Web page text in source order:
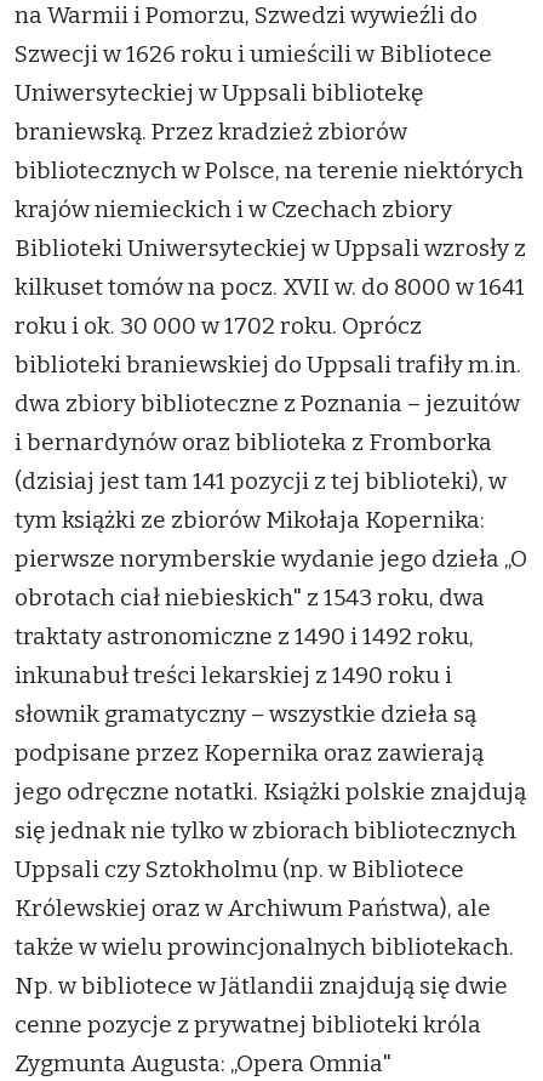
na Warmii i Pomorzu, Szwedzi wywieźli do
Szwecji w 1626 roku i umieścili w Bibliotece
Uniwersyteckiej w Uppsali bibliotekę
braniewską. Przez kradzież zbiorów
bibliotecznych w Polsce, na terenie niektórych
krajów niemieckich i w Czechach zbiory
Biblioteki Uniwersyteckiej w Uppsali wzrosły z
kilkuset tomów na pocz. XVII w. do 8000 w 1641
roku i ok. 30 000 w 1702 roku. Oprócz
biblioteki braniewskiej do Uppsali trafiły m.in.
dwa zbiory biblioteczne z Poznania – jezuitów
i bernardynów oraz biblioteka z Fromborka
(dzisiaj jest tam 141 pozycji z tej biblioteki), w
tym książki ze zbiorów Mikołaja Kopernika:
pierwsze norymberskie wydanie jego dzieła „O
obrotach ciał niebieskich" z 1543 roku, dwa
traktaty astronomiczne z 1490 i 1492 roku,
inkunabuł treści lekarskiej z 1490 roku i
słownik gramatyczny – wszystkie dzieła są
podpisane przez Kopernika oraz zawierają
jego odręczne notatki. Książki polskie znajdują
się jednak nie tylko w zbiorach bibliotecznych
Uppsali czy Sztokholmu (np. w Bibliotece
Królewskiej oraz w Archiwum Państwa), ale
także w wielu prowincjonalnych bibliotekach.
Np. w bibliotece w Jätlandii znajdują się dwie
cenne pozycje z prywatnej biblioteki króla
Zygmunta Augusta: „Opera Omnia"